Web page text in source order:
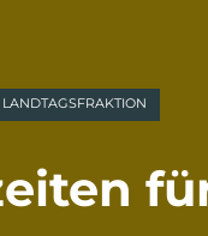
LANDTAGSFRAKTION